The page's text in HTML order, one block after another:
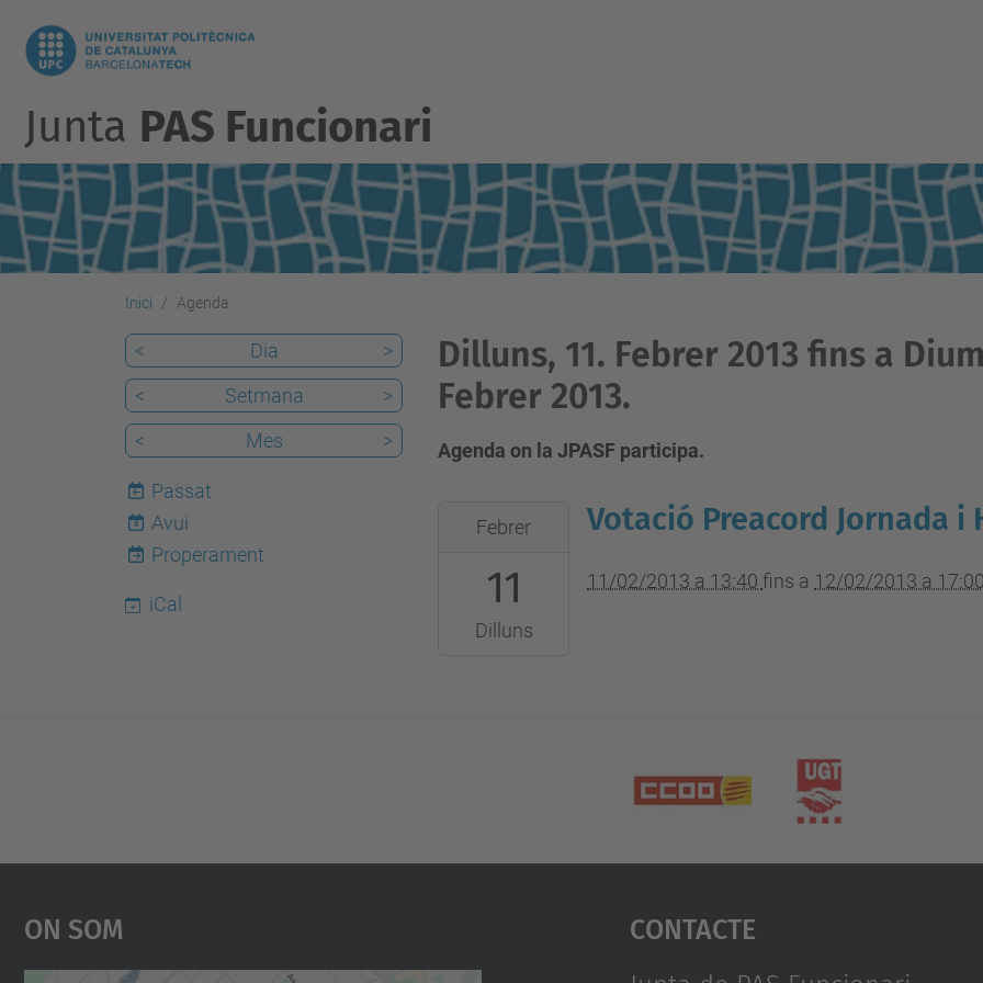
Junta PAS Funcionari
Inici Agenda
Dilluns, 11. Febrer 2013 fins a
Febrer 2013.
Agenda on la JPASF participa.
2013-
11T13:40:00+01:00
Febrer
11
Dilluns
Votació Preacord Jornada i
11/02/2013 a 13:40 fins a 12/02/2013 a 17:00
< Dia
>
<
Setmana
>
<
Mes >
Passat
8
Avui
Properament
iCal
On Som Contacte